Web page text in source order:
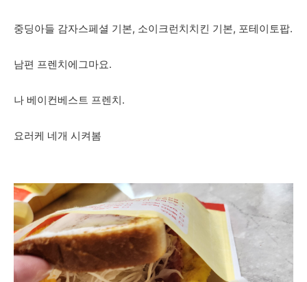
중딩아들 감자스페셜 기본, 소이크런치치킨 기본, 포테이토팝.
남편 프렌치에그마요.
나 베이컨베스트 프렌치.
요러케 네개 시켜봄